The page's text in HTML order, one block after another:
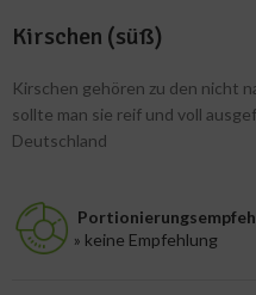
Kirschen (süß)
Kirschen gehören zu den nicht
sollte man sie reif und voll
Deutschland
» keine Empfehlung